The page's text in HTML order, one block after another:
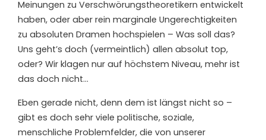
Meinungen zu Verschwörungstheoretikern entwickelt
haben, oder aber rein marginale Ungerechtigkeiten
zu absoluten Dramen hochspielen – Was soll das?
Uns geht’s doch (vermeintlich) allen absolut top,
oder? Wir klagen nur auf höchstem Niveau, mehr ist
das doch nicht…
Eben gerade nicht, denn dem ist längst nicht so –
gibt es doch sehr viele politische, soziale,
menschliche Problemfelder, die von unserer